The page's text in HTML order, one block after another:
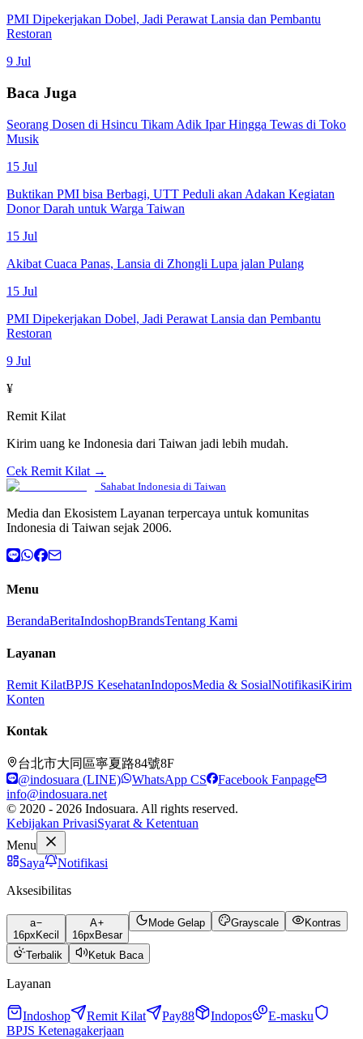
PMI Dipekerjakan Dobel, Jadi Perawat Lansia dan Pembantu
Restoran
9 Jul
Baca Juga
Seorang Dosen di Hsincu Tikam Adik Ipar Hingga Tewas di Toko
Musik
15 Jul
Buktikan PMI bisa Berbagi, UTT Peduli akan Adakan Kegiatan
Donor Darah untuk Warga Taiwan
15 Jul
Akibat Cuaca Panas, Lansia di Zhongli Lupa jalan Pulang
15 Jul
PMI Dipekerjakan Dobel, Jadi Perawat Lansia dan Pembantu
Restoran
9 Jul
¥
Remit Kilat
Kirim uang ke Indonesia dari Taiwan jadi lebih mudah.
Cek Remit Kilat →
Sahabat Indonesia di Taiwan
Media dan Ekosistem Layanan terpercaya untuk komunitas
Indonesia di Taiwan sejak 2006.
Menu
BerandaBeritaIndoshopBrandsTentang Kami
Layanan
Remit KilatBPJS KesehatanIndoposMedia & SosialNotifikasiKirim
Konten
Kontak
台北市大同區寧夏路84號8F
@indosuara (LINE)
WhatsApp CS
Facebook Fanpage
info@indosuara.net
© 2020 - 2026 Indosuara. All rights reserved.
Kebijakan PrivasiSyarat & Ketentuan
Menu
Saya
Notifikasi
Aksesibilitas
a
16px Kecil
A
16px Besar
Mode Gelap Grayscale Kontras
Terbalik Ketuk Baca
Layanan
Indoshop Remit Kilat Pay88 Indopos
E-masku
BPJS Ketenagakerjaan